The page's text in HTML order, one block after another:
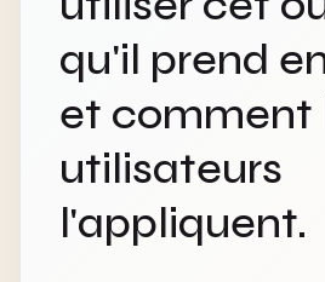
qu'il prend
et comment
utilisateurs
l'appliquent.